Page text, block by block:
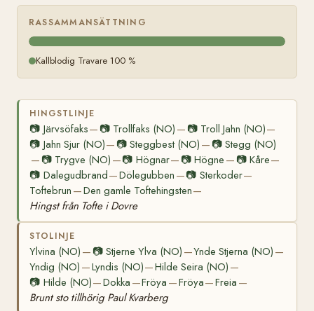
RASSAMMANSÄTTNING
Kallblodig Travare 100 %
HINGSTLINJE
📷 Järvsöfaks— 📷 Trollfaks (NO) — 📷 Troll Jahn (NO)—
📷 Jahn Sjur (NO)— 📷Steggbest (NO) — 📷 Stegg (NO)
— 📷 Trygve (NO) —📷 Högnar— 📷Högne — 📷 Kåre—
📷 Dalegudbrand—Dölegubben —📷 Sterkoder—
Toftebrun —Den gamle Toftehingsten—
Hingst från Tofte i Dovre
STOLINJE
Ylvina (NO) — 📷Stjerne Ylva (NO) —Ynde Stjerna (NO) —
Yndig (NO) —Lyndis (NO)—Hilde Seira (NO) —
📷 Hilde (NO)—Dokka —Fröya —Fröya—Freia —
Brunt sto tillhörig Paul Kvarberg